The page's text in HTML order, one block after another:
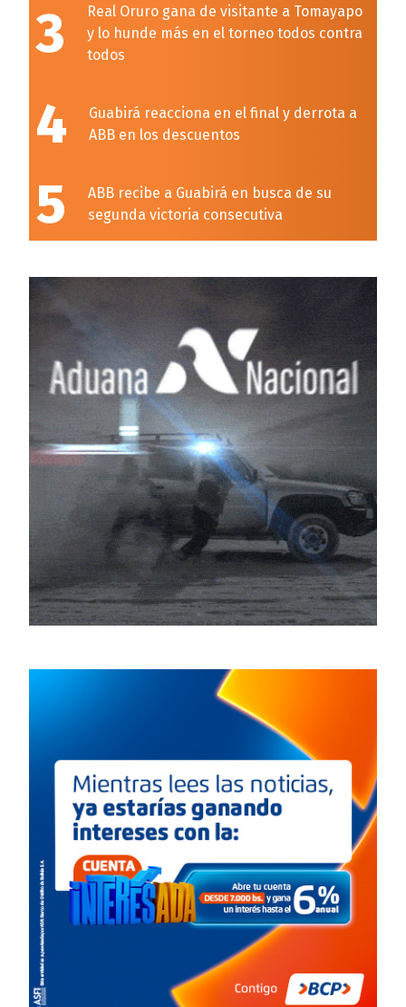
3
Real Oruro gana de visitante a Tomayapo
y lo hunde más en el torneo todos contra
todos
4
Guabirá reacciona en el final y derrota a
ABB en los descuentos
5
ABB recibe a Guabirá en busca de su
segunda victoria consecutiva